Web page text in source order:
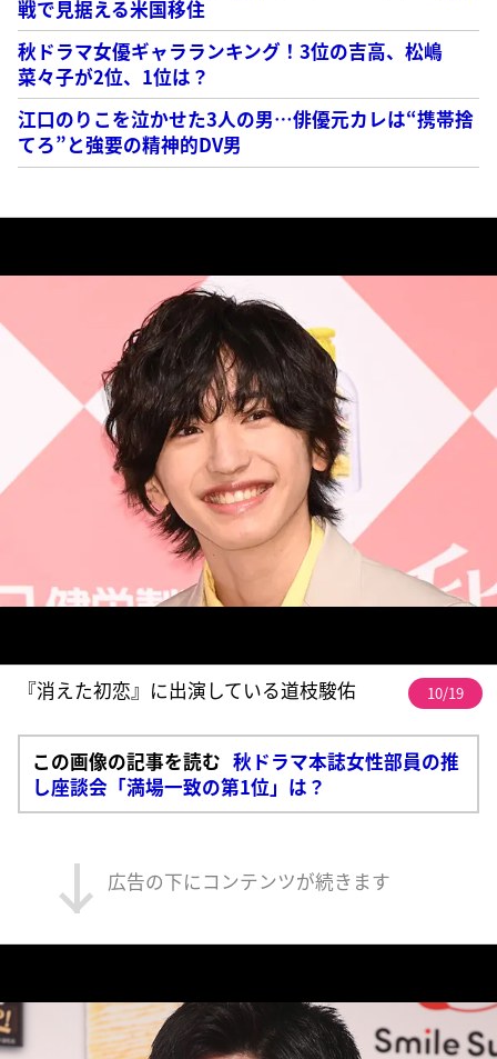
戦で見据える米国移住
秋ドラマ女優ギャラランキング！3位の吉高、松嶋
菜々子が2位、1位は？
江口のりこを泣かせた3人の男…俳優元カレは“携帯捨
てろ”と強要の精神的DV男
『消えた初恋』に出演している道枝駿佑 10/19
この画像の記事を読む 秋ドラマ本誌女性部員の推
し座談会「満場一致の第1位」は？
広告の下にコンテンツが続きます